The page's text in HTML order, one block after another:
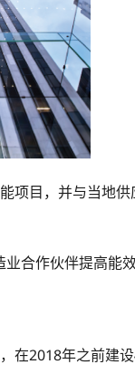
目，并与当地
合作伙伴提高能
2018年之前建